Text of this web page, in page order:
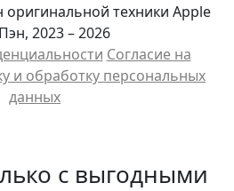
техники Apple
2023 – 2026
Cогласие на
и обработку персональных
данных
с выгодными